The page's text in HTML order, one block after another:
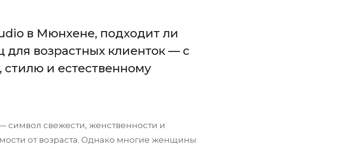
в Мюнхене, подходит ли
возрастных клиенток — с
стилю и естественному
символ свежести, женственности и
от возраста. Однако многие женщины